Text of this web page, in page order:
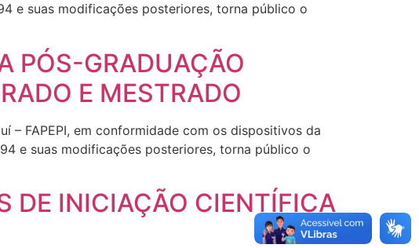
e suas modificações posteriores, torna público o
PÓS-GRADUAÇÃO
E MESTRADO
– FAPEPI, em conformidade com os dispositivos da
e suas modificações posteriores, torna público o
DE INICIAÇÃO CIENTÍFICA